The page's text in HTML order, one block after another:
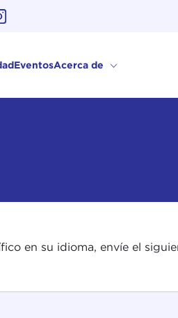
EventosAcerca de
en su idioma, envíe el